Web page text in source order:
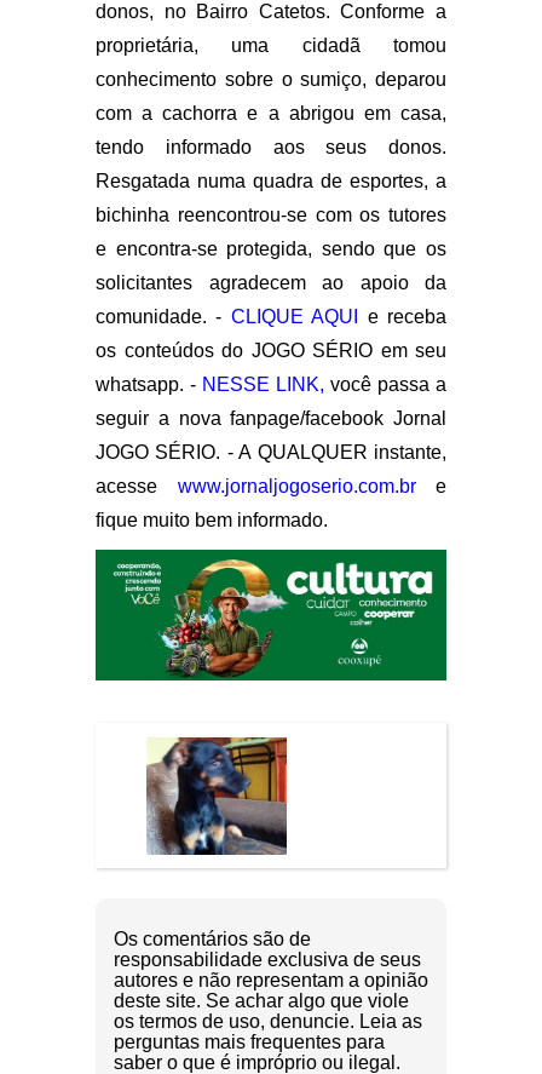
donos, no Bairro Catetos. Conforme a
proprietária, uma cidadã tomou
conhecimento sobre o sumiço, deparou
com a cachorra e a abrigou em casa,
tendo informado aos seus donos.
Resgatada numa quadra de esportes, a
bichinha reencontrou-se com os tutores
e encontra-se protegida, sendo que os
solicitantes agradecem ao apoio da
comunidade. - CLIQUE AQUI
e receba
os conteúdos do JOGO SÉRIO em seu
whatsapp. - NESSE LINK, você passa a
seguir a nova fanpage/facebook Jornal
JOGO SÉRIO. - A QUALQUER instante,
acesse www.jornaljogoserio.com.bre
fique muito bem informado.
Os comentários são de
responsabilidade exclusiva de seus
autores e não representam a opinião
deste site. Se achar algo que viole
os termos de uso, denuncie. Leia as
perguntas mais frequentes para
saber o que é impróprio ou ilegal.